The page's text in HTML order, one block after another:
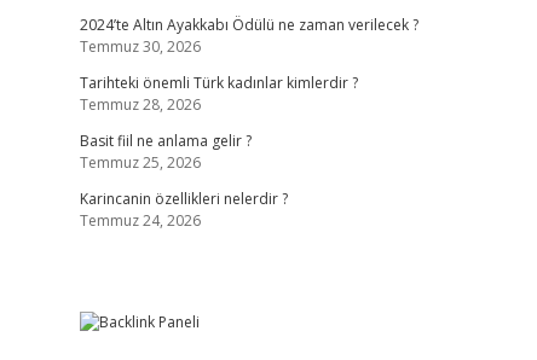
2024’te Altın Ayakkabı Ödülü ne zaman verilecek ?
Temmuz 30, 2026
Tarihteki önemli Türk kadınlar kimlerdir ?
Temmuz 28, 2026
Basit fiil ne anlama gelir ?
Temmuz 25, 2026
Karincanin özellikleri nelerdir ?
Temmuz 24, 2026